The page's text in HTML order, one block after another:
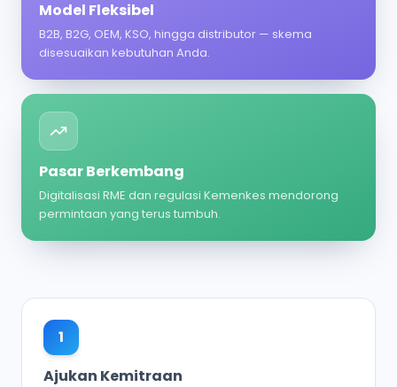
Model Fleksibel
B2B, B2G, OEM, KSO, hingga distributor — skema
disesuaikan kebutuhan Anda.
Pasar Berkembang
Digitalisasi RME dan regulasi Kemenkes mendorong
permintaan yang terus tumbuh.
1
Ajukan Kemitraan